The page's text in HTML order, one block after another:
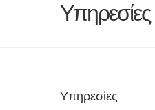
Υπηρεσίες
Υπηρεσίες